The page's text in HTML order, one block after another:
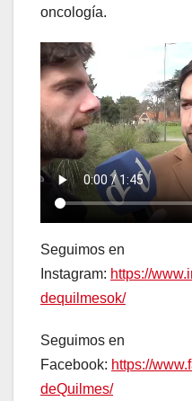
oncología.
Seguimos en
Instagram: https://
dequilmesok/
Seguimos en
Facebook: https://
deQuilmes/